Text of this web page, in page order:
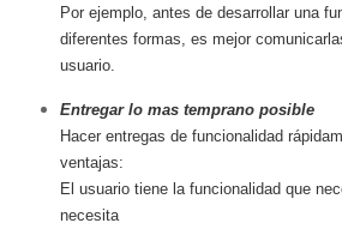
Por ejemplo, antes de desarrollar una
diferentes formas, es mejor
usuario.
Entregar lo mas temprano posible
Hacer entregas de funcionalidad
ventajas:
El usuario tiene la funcionalidad que
necesita